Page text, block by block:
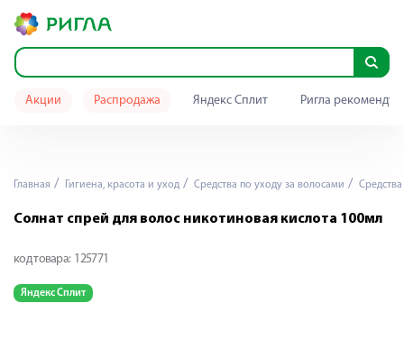
Акции Распродажа Яндекс Сплит Ригла
Главная Гигиена, красота и уход Средства по уходу за волосами
Солнат спрей для волос никотиновая кислота 100мл
код товара: 125771
Яндекс Сплит